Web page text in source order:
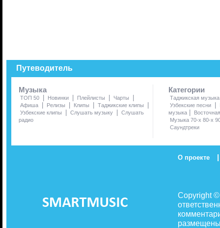
Путеводитель
Музыка
ТОП 50 | Новинки | Плейлисты | Чарты |
Афиша | Релизы | Клипы | Таджикские клипы |
Узбекские клипы | Слушать музыку | Слушать
радио
Категории
Таджикская музыка
Узбекские песни
|
музыка |
Музыка 70-х 80-х
Саундтреки
О проекте |
Copyright
размещены